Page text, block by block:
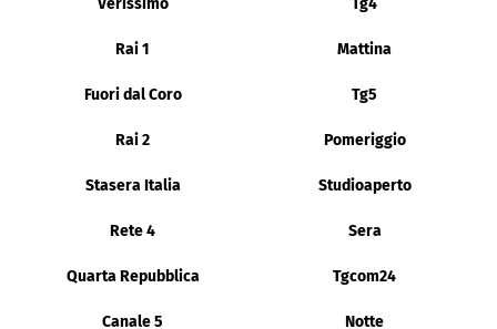
Rai 1 Mattina
Fuori dal Coro Tg5
Rai 2 Pomeriggio
Stasera Italia Studioaperto
Rete 4 Sera
Quarta Repubblica Tgcom24
Canale 5 Notte